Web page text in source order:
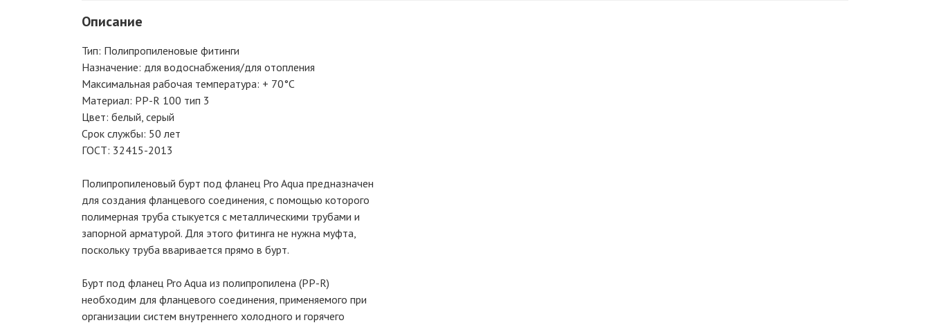
Описание
Тип: Полипропиленовые фитинги
Назначение: для водоснабжения/для отопления
Максимальная рабочая температура: + 70°С
Материал: PP-R 100 тип 3
Цвет: белый, серый
Срок службы: 50 лет
ГОСТ: 32415-2013
Полипропиленовый бурт под фланец Pro Aqua предназначен
для создания фланцевого соединения, с помощью которого
полимерная труба стыкуется с металлическими трубами и
запорной арматурой. Для этого фитинга не нужна муфта,
поскольку труба вваривается прямо в бурт.
Бурт под фланец Pro Aqua из полипропилена (PP-R)
необходим для фланцевого соединения, применяемого при
организации систем внутреннего холодного и горячего